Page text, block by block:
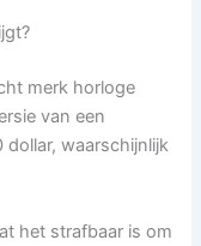
merk horloge
van een
dollar, waarschijnlijk
het strafbaar is om